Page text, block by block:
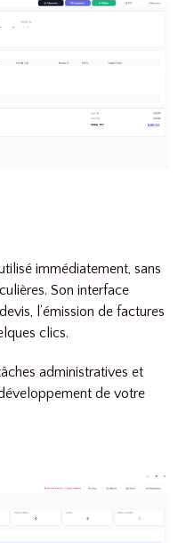
immédiatement, sans
Son interface
l’émission de factures
clics.
administratives et
de votre